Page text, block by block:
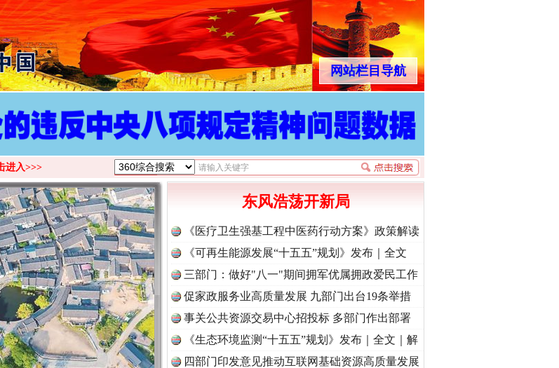
网站栏目导航
进入>>>
东风浩荡开新局
《医疗卫生强基工程中医药行动方案》政策解读
《可再生能源发展“十五五”规划》发布｜全文
三部门：做好"八一"期间拥军优属拥政爱民工作
促家政服务业高质量发展 九部门出台19条举措
事关公共资源交易中心招投标 多部门作出部署
《生态环境监测“十五五”规划》发布｜全文｜解
读
四部门印发意见推动互联网基础资源高质量发展